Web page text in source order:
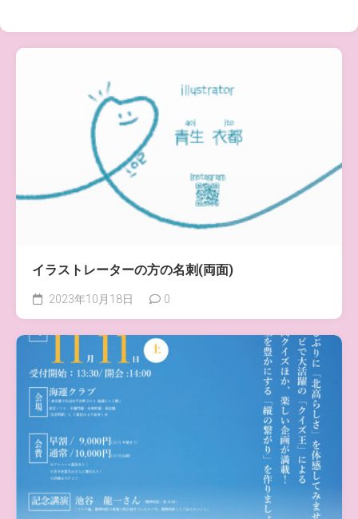
イラストレーターの方の名刺(両面)
2023年10月18日 0